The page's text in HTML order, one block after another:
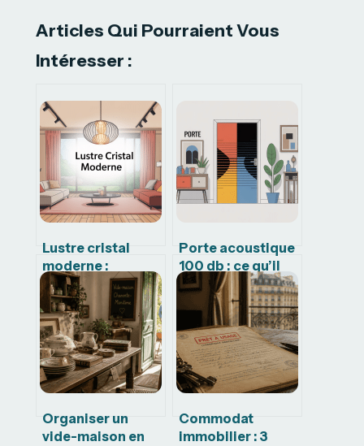
Articles Qui Pourraient Vous
Intéresser :
Lustre cristal
moderne :
comment choisir
le modèle parfait
pour votre
intérieur
Porte acoustique
100 db : ce qu’il
faut vraiment
savoir avant
d’acheter
Organiser un
vide-maison en
Commodat
immobilier : 3